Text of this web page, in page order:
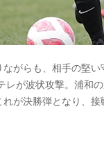
がらも、相手の堅
が波状攻撃。浦和
が決勝弾となり、